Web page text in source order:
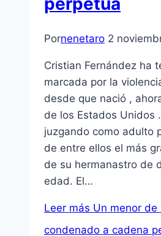
Pornenetaro 2
Cristian Fernández ha
marcada por la
desde que nació ,
de los Estados Unidos
juzgando como adulto
de entre ellos el más
de su hermanastro de
edad. El…
Leer más Un menor de
condenado a cadena